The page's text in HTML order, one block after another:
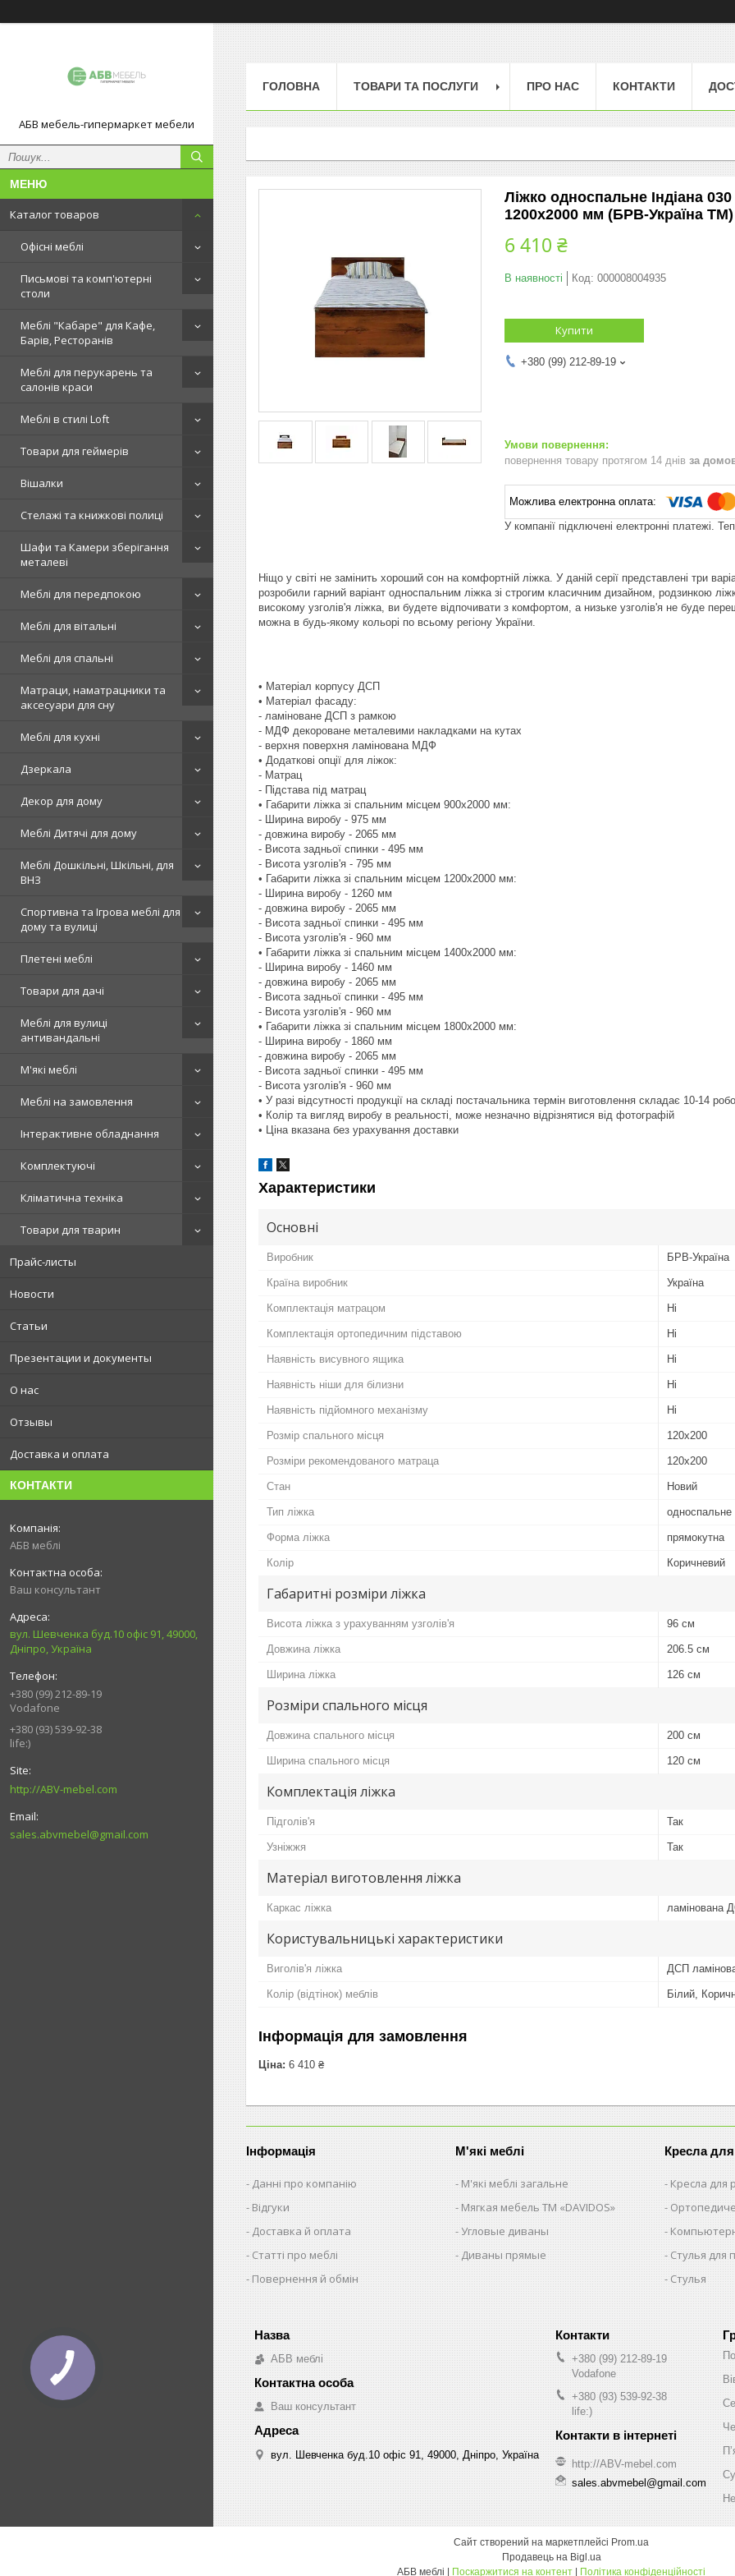
АБВ мебель-гипермаркет мебели
Каталог товаров
Офісні меблі
Письмові та комп'ютерні
столи
Меблі "Кабаре" для Кафе,
Барів, Ресторанів
Меблі для перукарень та
салонів краси
Меблі в стилі Loft
Товари для геймерів
Вішалки
Стелажі та книжкові полиці
Шафи та Камери зберігання
металеві
Меблі для передпокою
Меблі для вітальні
Меблі для спальні
Матраци, наматрацники та
аксесуари для сну
Меблі для кухні
Дзеркала
Декор для дому
Меблі Дитячі для дому
Меблі Дошкільні, Шкільні, для
ВНЗ
Спортивна та Ігрова меблі для
дому та вулиці
Плетені меблі
Товари для дачі
Меблі для вулиці
антивандальні
М'які меблі
Меблі на замовлення
Інтерактивне обладнання
Комплектуючі
Кліматична техніка
Товари для тварин
Прайс-листы
Новости
Статьи
Презентации и документы
О нас
Отзывы
Доставка и оплата
КОНТАКТИ
АБВ меблі
Ваш консультант
вул. Шевченка буд.10 офіс 91, 49000,
Дніпро, Україна
+380 (99) 212-89-19
Vodafone
+380 (93) 539-92-38
life:)
http://ABV-mebel.com
sales.abvmebel@gmail.com
ГОЛОВНА ТОВАРИ ТА ПОСЛУГИ ПРО НАС КОНТАКТИ
Ліжко односпальне Індіана
1200х2000 мм (БРВ-Україна ТМ)
6 410 ₴
В наявності Код: 000008004935
Купити
+380 (99) 212-89-19
повернення товару протягом 14 днів за
У компанії підключені електронні платежі.
Ніщо у світі не замінить хороший сон на комфортній ліжка. У даній серії представлені три
розробили гарний варіант односпальним ліжка зі строгим класичним дизайном, родзинкою
високому узголів'я ліжка, ви будете відпочивати з комфортом, а низьке узголів'я не буде
можна в будь-якому кольорі по всьому регіону України.
• Матеріал корпусу ДСП
• Матеріал фасаду:
- ламіноване ДСП з рамкою
- МДФ декороване металевими накладками на кутах
- верхня поверхня ламінована МДФ
• Додаткові опції для ліжок:
- Матрац
- Підстава під матрац
• Габарити ліжка зі спальним місцем 900х2000 мм:
- Ширина виробу - 975 мм
- довжина виробу - 2065 мм
- Висота задньої спинки - 495 мм
- Висота узголів'я - 795 мм
• Габарити ліжка зі спальним місцем 1200х2000 мм:
- Ширина виробу - 1260 мм
- довжина виробу - 2065 мм
- Висота задньої спинки - 495 мм
- Висота узголів'я - 960 мм
• Габарити ліжка зі спальним місцем 1400х2000 мм:
- Ширина виробу - 1460 мм
- довжина виробу - 2065 мм
- Висота задньої спинки - 495 мм
- Висота узголів'я - 960 мм
• Габарити ліжка зі спальним місцем 1800х2000 мм:
- Ширина виробу - 1860 мм
- довжина виробу - 2065 мм
- Висота задньої спинки - 495 мм
- Висота узголів'я - 960 мм
• У разі відсутності продукції на складі постачальника термін виготовлення складає 10-14
• Колір та вигляд виробу в реальності, може незначно відрізнятися від фотографій
• Ціна вказана без урахування доставки
Характеристики
Основні
Виробник БРВ-Україна
Країна виробник Україна
Комплектація матрацом Ні
Комплектація ортопедичним підставою Ні
Наявність висувного ящика Ні
Наявність ніши для білизни Ні
Наявність підйомного механізму Ні
Розмір спального місця 120х200
Розміри рекомендованого матраца 120х200
Стан Новий
Тип ліжка односпальне
Форма ліжка прямокутна
Колір Коричневий
Габаритні розміри ліжка
Висота ліжка з урахуванням узголів'я 96 см
Довжина ліжка 206.5 см
Ширина ліжка 126 см
Розміри спального місця
Довжина спального місця 200 см
Ширина спального місця 120 см
Комплектація ліжка
Підголів'я Так
Узніжжя Так
Матеріал виготовлення ліжка
Каркас ліжка ламінована
Користувальницькі характеристики
Виголів'я ліжка ДСП
Колір (відтінок) меблів Білий,
Інформація для замовлення
Ціна: 6 410 ₴
Інформація
Данні про компанію
Відгуки
Доставка й оплата
Статті про меблі
Повернення й обмін
М'які меблі
М'які меблі загальне
Мягкая мебель ТМ «DAVIDOS»
Угловые диваны
Диваны прямые
Кресла
Кресла для
Стулья для
Стулья
АБВ меблі
Ваш консультант
вул. Шевченка буд.10 офіс 91, 49000, Дніпро, Україна
+380 (99) 212-89-19
Vodafone
+380 (93) 539-92-38
life:)
http://ABV-mebel.com
sales.abvmebel@gmail.com
Сайт створений на маркетплейсі Prom.ua
Продавець на Bigl.ua
Поскаржитися на контент Політика конфіденційності